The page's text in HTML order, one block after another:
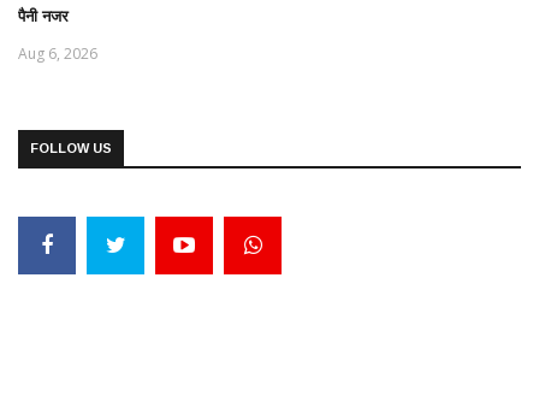
पैनी नजर
Aug 6, 2026
FOLLOW US